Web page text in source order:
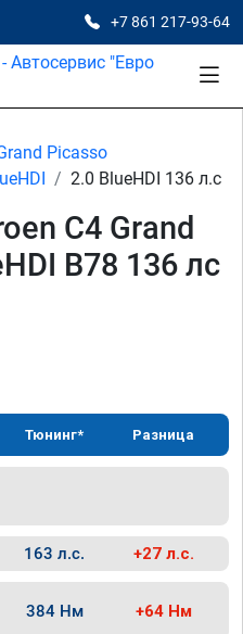
+7 861 217-93-64
Picasso
2.0 BlueHDI 136 л.с
C4 Grand
B78 136 лс
Тюнинг* Разница
163 л.с. +27 л.с.
384 Нм +64 Нм